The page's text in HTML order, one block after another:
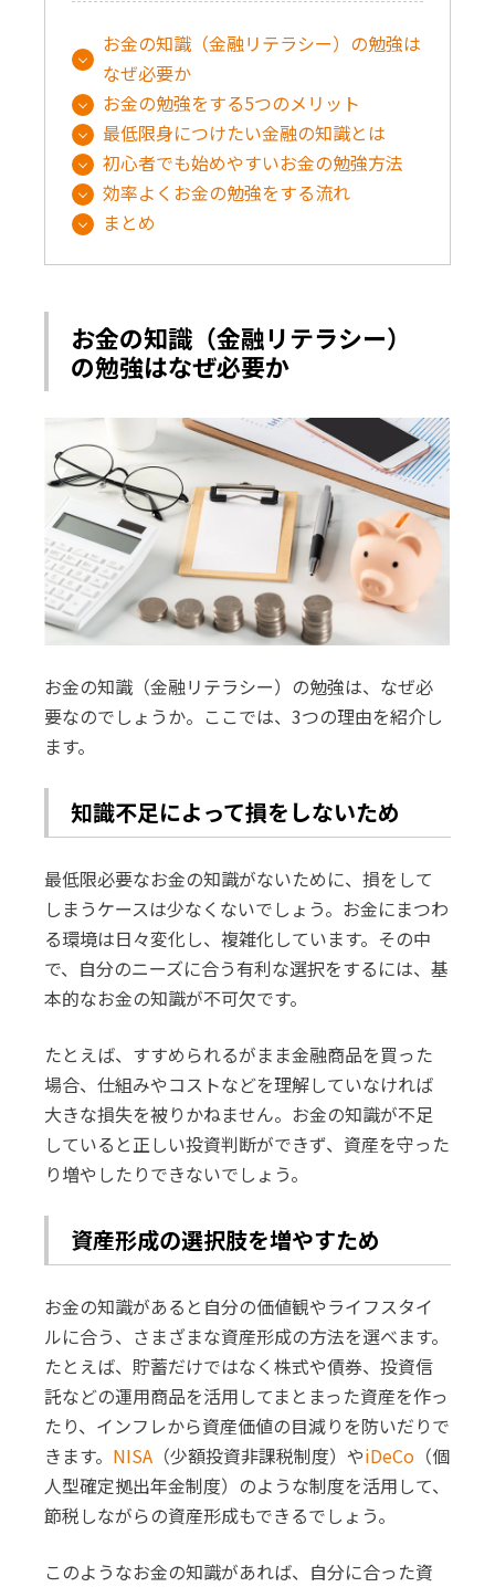
お金の知識（金融リテラシー）の勉強は
なぜ必要か
お金の勉強をする5つのメリット
最低限身につけたい金融の知識とは
初心者でも始めやすいお金の勉強方法
効率よくお金の勉強をする流れ
まとめ
お金の知識（金融リテラシー）
の勉強はなぜ必要か
お金の知識（金融リテラシー）の勉強は、なぜ必
要なのでしょうか。ここでは、3つの理由を紹介し
ます。
知識不足によって損をしないため
最低限必要なお金の知識がないために、損をして
しまうケースは少なくないでしょう。お金にまつわ
る環境は日々変化し、複雑化しています。その中
で、自分のニーズに合う有利な選択をするには、基
本的なお金の知識が不可欠です。
たとえば、すすめられるがまま金融商品を買った
場合、仕組みやコストなどを理解していなければ
大きな損失を被りかねません。お金の知識が不足
していると正しい投資判断ができず、資産を守った
り増やしたりできないでしょう。
資産形成の選択肢を増やすため
お金の知識があると自分の価値観やライフスタイ
ルに合う、さまざまな資産形成の方法を選べます。
たとえば、貯蓄だけではなく株式や債券、投資信
託などの運用商品を活用してまとまった資産を作っ
たり、インフレから資産価値の目減りを防いだりで
きます。 NISA （少額投資非課税制度）やiDeCo （個
人型確定拠出年金制度）のような制度を活用して、
節税しながらの資産形成もできるでしょう。
このようなお金の知識があれば、自分に合った資